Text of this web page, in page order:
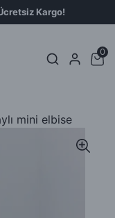
Kargo!
0
mini elbise